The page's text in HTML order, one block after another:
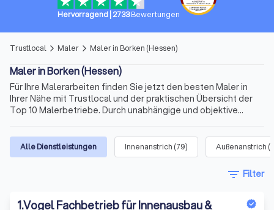
Hervorragend| 2733 Bewertungen
Trustlocal arrow_forward_ios Maler arrow_forward_ios Maler in Borken (Hessen)
Maler in Borken (Hessen)
Für Ihre Malerarbeiten finden Sie jetzt den besten Maler in
Ihrer Nähe mit Trustlocal und der praktischen Übersicht der
Top 10 Malerbetriebe. Durch unabhängige und objektive
Informationen schon vor der ersten Kontaktaufnahme. Maler
in Borken (Hessen) gibt es viele. Doch die Anforderungen
können abweichen. So informieren wir Sie auch über
Spezialisierungen der Anbieter, die in übersichtlichen Profilen
ihre Expertise zu Malerarbeiten in Innen- und Außenbereichen
(Hessen) und Umgebung präsentieren.
Alle Dienstleistungen Innenanstrich (79) Außenanstrich (
filter_list Filter
1.Vogel Fachbetrieb für Innenausbau &